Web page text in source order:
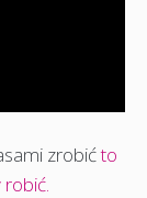
zrobićto